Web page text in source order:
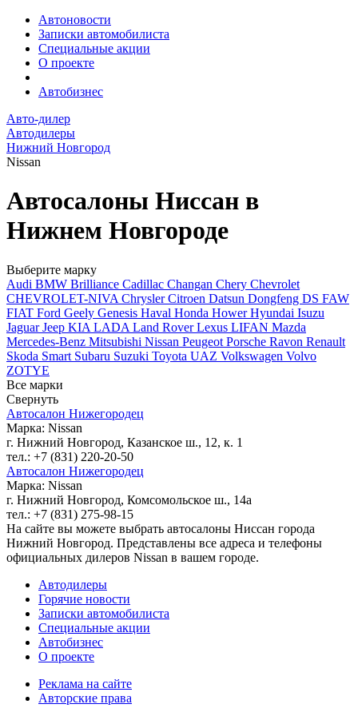
Автоновости
Записки автомобилиста
Специальные акции
О проекте
Автобизнес
Авто-дилер
Автодилеры
Нижний Новгород
Nissan
Автосалоны Ниссан в
Нижнем Новгороде
Выберите марку
Audi BMW Brilliance Cadillac Changan Chery Chevrolet
CHEVROLET-NIVA ChryslerCitroen Datsun Dongfeng DS FAW
FIAT Ford Geely Genesis Haval Honda HowerHyundai Isuzu
JaguarJeep KIA LADA Land RoverLexus LIFAN Mazda
Mercedes-Benz Mitsubishi Nissan Peugeot Porsche Ravon Renault
Skoda Smart Subaru Suzuki Toyota UAZ Volkswagen Volvo
ZOTYE
Все марки
Свернуть
Автосалон Нижегородец
Марка: Nissan
г. Нижний Новгород, Казанское ш., 12, к. 1
тел.: +7 (831) 220-20-50
Автосалон Нижегородец
Марка: Nissan
г. Нижний Новгород, Комсомольское ш., 14а
тел.: +7 (831) 275-98-15
На сайте вы можете выбрать автосалоны Ниссан города
Нижний Новгород. Представлены все адреса и телефоны
официальных дилеров Nissan в вашем городе.
Автодилеры
Горячие новости
Записки автомобилиста
Специальные акции
Автобизнес
О проекте
Реклама на сайте
Авторские права